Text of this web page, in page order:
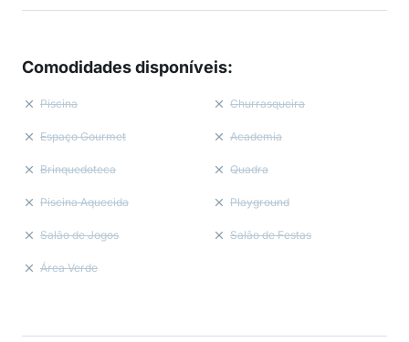
Comodidades disponíveis:
Piscina Churrasqueira
Espaço Gourmet Academia
Brinquedoteca Quadra
Piscina Aquecida Playground
Salão de Jogos Salão de Festas
Área Verde